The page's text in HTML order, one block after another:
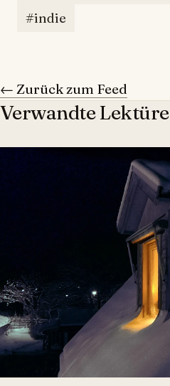
#indie
← Zurück zum Feed
Verwandte Lektüre